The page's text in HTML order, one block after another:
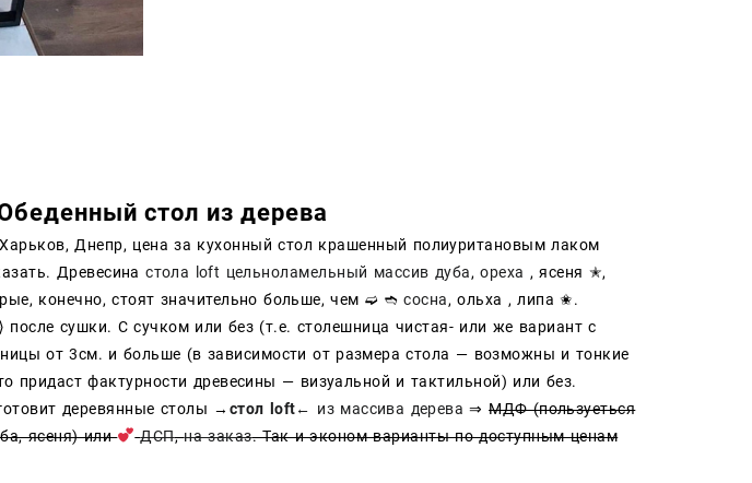
стол из дерева
Днепр, цена за кухонный стол крашенный полиуритановым лаком
Древесинастола loft цельноламельный массив дуба,ореха , ясеня ✭,
конечно, стоят значительно больше, чем ➫ ➬сосна, ольха , липа ✬.
после сушки. С сучком или без (т.е. столешница чистая- или же вариант с
от 3см. и больше (в зависимости от размера стола — возможны и тонкие
придаст фактурности древесины — визуальной и тактильной) или без.
деревянные столы → стол loft← из массива дерева ⇒МДФ (пользуеться
ясеня) или
ДСП,на заказ. Так и эконом варианты по доступным ценам